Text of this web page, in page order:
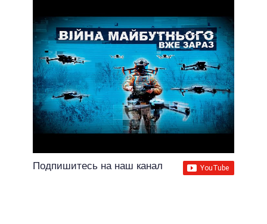
Подпишитесь на наш канал